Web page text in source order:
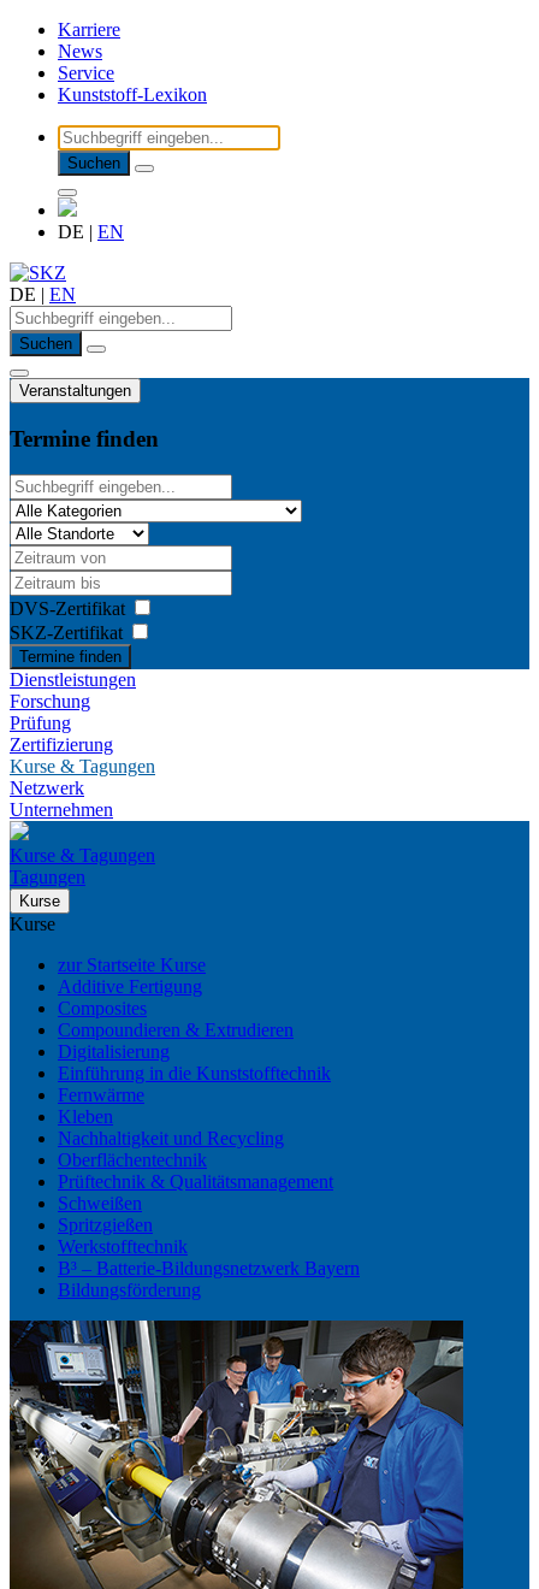
Karriere
News
Service
Kunststoff-Lexikon
Suchen
DE | EN
DE | EN
Suchen
Veranstaltungen
Termine finden
DVS-Zertifikat
SKZ-Zertifikat
Termine finden
Dienstleistungen
Forschung
Prüfung
Zertifizierung
Kurse & Tagungen
Netzwerk
Unternehmen
Kurse & Tagungen
Tagungen
Kurse
Kurse
zur Startseite Kurse
Additive Fertigung
Composites
Compoundieren & Extrudieren
Digitalisierung
Einführung in die Kunststofftechnik
Fernwärme
Kleben
Nachhaltigkeit und Recycling
Oberflächentechnik
Prüftechnik & Qualitätsmanagement
Schweißen
Spritzgießen
Werkstofftechnik
B³ – Batterie-Bildungsnetzwerk Bayern
Bildungsförderung